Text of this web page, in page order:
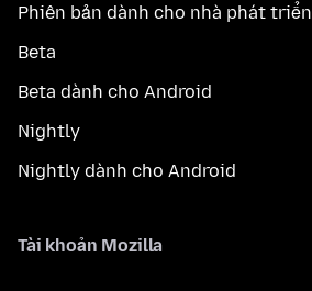
Phiên bản dành cho nhà phát triển
Beta
Beta dành cho Android
Nightly
Nightly dành cho Android
Tài khoản Mozilla